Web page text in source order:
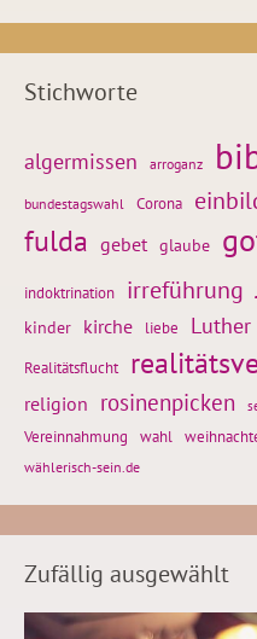
Stichworte
algermissen arroganz
bundestagswahl Corona
fulda gebet glaube
indoktrination irreführung
kinder kirche liebe Luther
Realitätsflucht
religion rosinenpicken
Vereinnahmung wahl
wählerisch-sein.de
Zufällig ausgewählt